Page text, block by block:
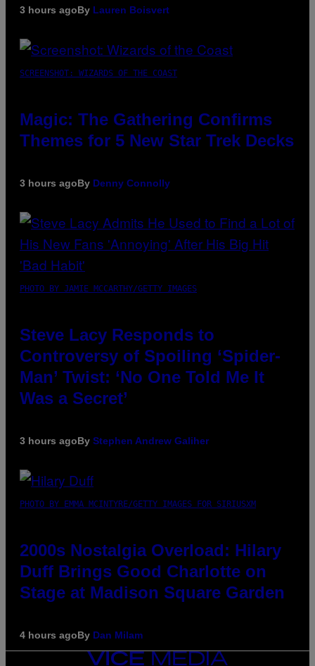
3 hours agoBy Lauren Boisvert
SCREENSHOT: WIZARDS OF THE COAST
Magic: The Gathering Confirms
Themes for 5 New Star Trek Decks
3 hours agoBy Denny Connolly
PHOTO BY JAMIE MCCARTHY/GETTY IMAGES
Steve Lacy Responds to
Controversy of Spoiling ‘Spider-
Man’ Twist: ‘No One Told Me It
Was a Secret’
3 hours agoBy Stephen Andrew Galiher
PHOTO BY EMMA MCINTYRE/GETTY IMAGES FOR SIRIUSXM
2000s Nostalgia Overload: Hilary
Duff Brings Good Charlotte on
Stage at Madison Square Garden
4 hours agoBy Dan Milam
VICE